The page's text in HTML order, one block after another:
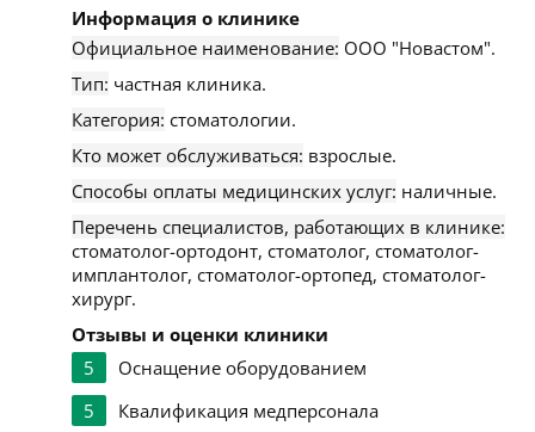
Информация о клинике
Официальное наименование: ООО "Новастом".
Тип: частная клиника.
Категория: стоматологии.
Кто может обслуживаться: взрослые.
Способы оплаты медицинских услуг: наличные.
Перечень специалистов, работающих в клинике:
стоматолог-ортодонт, стоматолог, стоматолог-
имплантолог, стоматолог-ортопед, стоматолог-
хирург.
Отзывы и оценки клиники
5
Оснащение оборудованием
5
Квалификация медперсонала